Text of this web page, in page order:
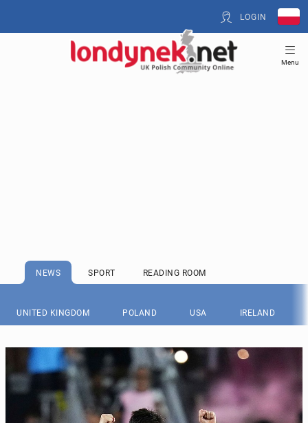
LOGIN
Menu
NEWS SPORT READING ROOM
UNITED KINGDOM POLAND USA IRELAND